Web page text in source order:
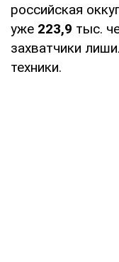
российская
уже 223,9 тыс.
захватчики
техники.